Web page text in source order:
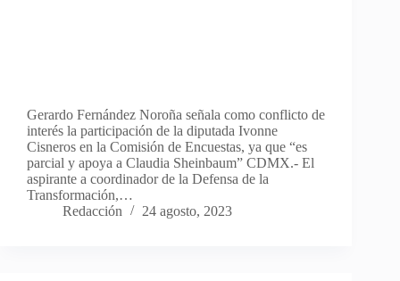
Gerardo Fernández Noroña señala como conflicto de
interés la participación de la diputada Ivonne
Cisneros en la Comisión de Encuestas, ya que “es
parcial y apoya a Claudia Sheinbaum” CDMX.- El
aspirante a coordinador de la Defensa de la
Transformación,…
Redacción
24 agosto, 2023